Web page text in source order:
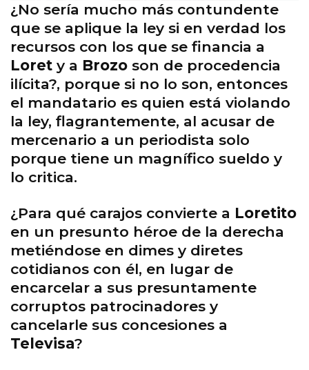
¿No sería mucho más contundente
que se aplique la ley si en verdad los
recursos con los que se financia a
Loret y a Brozo son de procedencia
ilícita?, porque si no lo son, entonces
el mandatario es quien está violando
la ley, flagrantemente, al acusar de
mercenario a un periodista solo
porque tiene un magnífico sueldo y
lo critica.
¿Para qué carajos convierte a Loretito
en un presunto héroe de la derecha
metiéndose en dimes y diretes
cotidianos con él, en lugar de
encarcelar a sus presuntamente
corruptos patrocinadores y
cancelarle sus concesiones a
Televisa?